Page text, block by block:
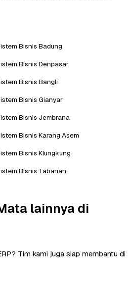
Bisnis Badung
Bisnis Denpasar
Bisnis Bangli
Bisnis Gianyar
Bisnis Jembrana
Bisnis Karang Asem
Bisnis Klungkung
Bisnis Tabanan
lainnya di
Tim kami juga siap membantu di